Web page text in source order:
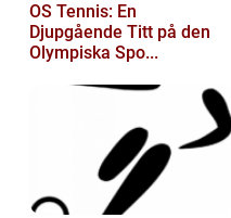
OS Tennis: En
Djupgående Titt på den
Olympiska Spo...